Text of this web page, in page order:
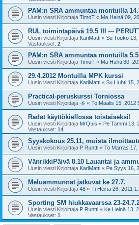
PAM:n SRA ammuntaa montuilla
Uusin viesti Kirjoittaja TimoT « Ma Heinä 09,
RUL toimintapäivä 19.5 !!! ---
Uusin viesti Kirjoittaja KariMatti « Su Touko
Vastaukset: 2
PAM:n SRA ammuntaa montuilla 5.5
Uusin viesti Kirjoittaja TimoT « Ma Huhti 30,
29.4.2012 Montuilla MPK kurssi
Uusin viesti Kirjoittaja KariMatti « Su Huhti 15,
Practical-peruskurssi Torniossa
Uusin viesti Kirjoittaja -il- « To Maalis 15, 2012
Radat käyttökiellossa toistaiseksi!
Uusin viesti Kirjoittaja MrQuis « Pe Tammi 13,
Vastaukset: 14
Syyskokous 25.11, muista
Uusin viesti Kirjoittaja P Runtti « To Marras 17,
VänrikkiPäivä 8.10 Lauantai ja
Uusin viesti Kirjoittaja KariMatti « Pe Syys 16,
Meluammunnat jatkuvat ke 27.7.
Uusin viesti Kirjoittaja 48 « Ti Heinä 26, 2011
Sporting SM hiukkavaarssa 23-
Uusin viesti Kirjoittaja P Runtti « Ke Heinä 13,
Vastaukset: 1